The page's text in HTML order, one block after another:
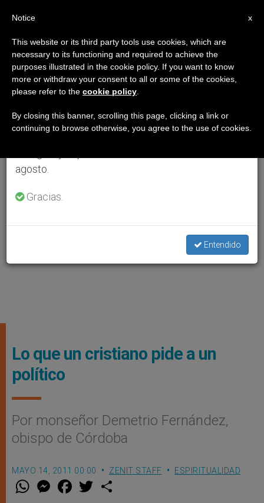
Lo que un cristiano pide a un
político
Por monseñor Demetrio Fernández,
obispo de Córdoba
MAYO 14, 2011 00:00 ZENIT STAFF ESPIRITUALIDAD
W M
e
F
a w
×
Aviso importante
Del 27 de julio al 7 de agosto haremos la pausa
anual, aprovechando que en el periodo de verano
se generan menos informaciones y también el
agosto.
Gracias.
Entendido
x
Notice
This website or its third party tools use cookies, which are
necessary to its functioning and required to achieve the
purposes illustrated in the cookie policy. If you want to know
more or withdraw your consent to all or some of the cookies,
please refer to the cookie policy
By closing this banner, scrolling this page, clicking a link or
continuing to browse otherwise, you agree to the use of cookies.